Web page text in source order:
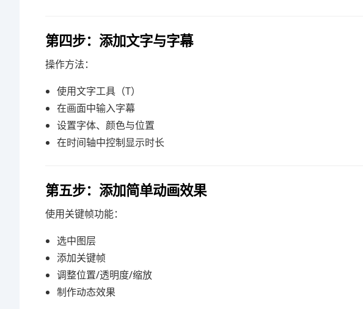
第四步：添加文字与字幕
操作方法：
使用文字工具（T）
在画面中输入字幕
设置字体、颜色与位置
在时间轴中控制显示时长
第五步：添加简单动画效果
使用关键帧功能：
选中图层
添加关键帧
调整位置/透明度/缩放
制作动态效果